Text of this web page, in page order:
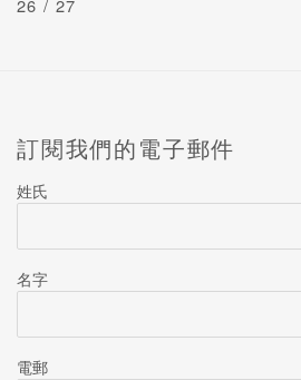
26 / 27
訂閱我們的電子郵件
姓氏
名字
電郵